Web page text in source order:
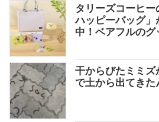
タリーズコーヒ
ハッピーバッグ
中！ベアフルのグ
干からびたミミ
で土から出てき